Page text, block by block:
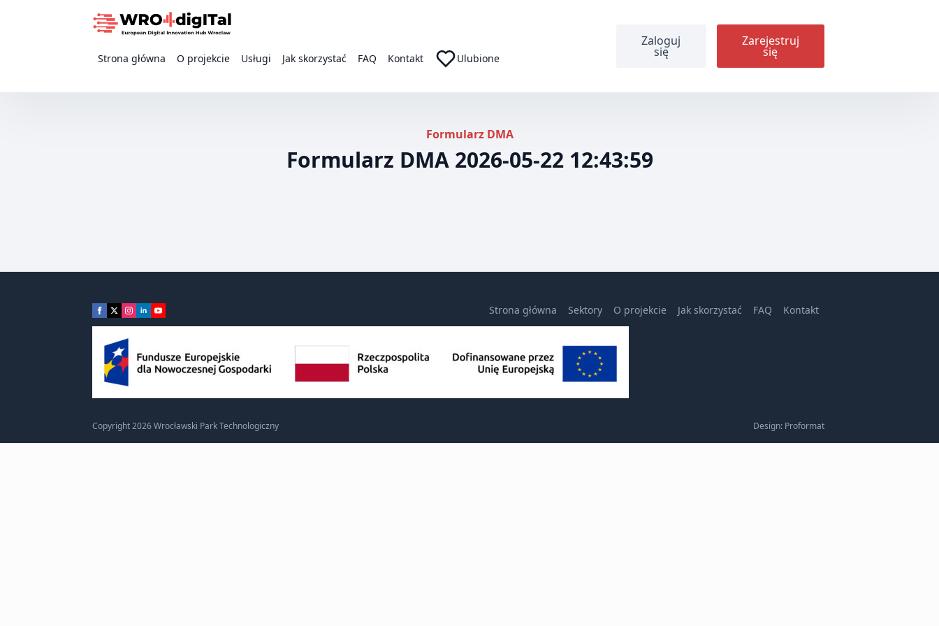
Strona główna O projekcie Usługi Jak skorzystać FAQ Kontakt Ulubione
Zaloguj
się
Zarejestruj
się
Formularz DMA
Formularz DMA 2026-05-22 12:43:59
Strona główna Sektory O projekcie Jak skorzystać FAQ Kontakt
Copyright 2026 Wrocławski Park Technologiczny Design: Proformat